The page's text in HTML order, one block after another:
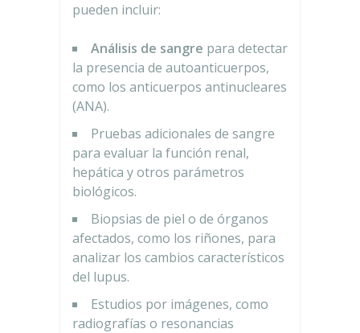
pueden incluir:
Análisis de sangre para detectar
la presencia de autoanticuerpos,
como los anticuerpos antinucleares
(ANA).
Pruebas adicionales de sangre
para evaluar la función renal,
hepática y otros parámetros
biológicos.
Biopsias de piel o de órganos
afectados, como los riñones, para
analizar los cambios característicos
del lupus.
Estudios por imágenes, como
radiografías o resonancias